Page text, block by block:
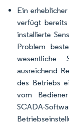
Ein
verfügt
installierte
Problem
wesentliche
ausreichend
des Betriebs
vom
SCADA-